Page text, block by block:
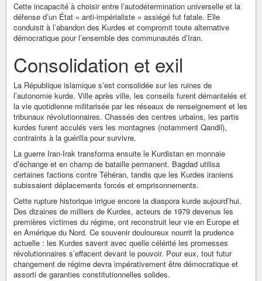
Cette incapacité à choisir entre l’autodétermination universelle et la
défense d’un État « anti-impérialiste » assiégé fut fatale. Elle
conduisit à l’abandon des Kurdes et compromit toute alternative
démocratique pour l’ensemble des communautés d’Iran.
Consolidation et exil
La République islamique s’est consolidée sur les ruines de
l’autonomie kurde. Ville après ville, les conseils furent démantelés et
la vie quotidienne militarisée par les réseaux de renseignement et les
tribunaux révolutionnaires. Chassés des centres urbains, les partis
kurdes furent acculés vers les montagnes (notamment Qandil),
contraints à la guérilla pour survivre.
La guerre Iran-Irak transforma ensuite le Kurdistan en monnaie
d’échange et en champ de bataille permanent. Bagdad utilisa
certaines factions contre Téhéran, tandis que les Kurdes iraniens
subissaient déplacements forcés et emprisonnements.
Cette rupture historique irrigue encore la diaspora kurde aujourd’hui.
Des dizaines de milliers de Kurdes, acteurs de 1979 devenus les
premières victimes du régime, ont reconstruit leur vie en Europe et
en Amérique du Nord. Ce souvenir douloureux nourrit la prudence
actuelle : les Kurdes savent avec quelle célérité les promesses
révolutionnaires s’effacent devant le pouvoir. Pour eux, tout futur
changement de régime devra impérativement être démocratique et
assorti de garanties constitutionnelles solides.